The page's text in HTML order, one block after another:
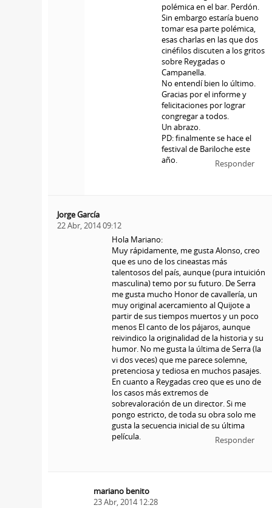
polémica en el bar. Perdón.
Sin embargo estaría bueno
tomar esa parte polémica,
esas charlas en las que dos
cinéfilos discuten a los gritos
sobre Reygadas o
Campanella.
No entendí bien lo último.
Gracias por el informe y
felicitaciones por lograr
congregar a todos.
Un abrazo.
PD: finalmente se hace el
festival de Bariloche este
año.
Responder
Jorge García
22 Abr, 2014 09:12
Hola Mariano:
Muy rápidamente, me gusta Alonso, creo
que es uno de los cineastas más
talentosos del país, aunque (pura intuición
masculina) temo por su futuro. De Serra
me gusta mucho Honor de cavallería, un
muy original acercamiento al Quijote a
partir de sus tiempos muertos y un poco
menos El canto de los pájaros, aunque
reivindico la originalidad de la historia y su
humor. No me gusta la última de Serra (la
vi dos veces) que me parece solemne,
pretenciosa y tediosa en muchos pasajes.
En cuanto a Reygadas creo que es uno de
los casos más extremos de
sobrevaloración de un director. Si me
pongo estricto, de toda su obra solo me
gusta la secuencia inicial de su última
película.
Responder
mariano benito
23 Abr, 2014 12:28